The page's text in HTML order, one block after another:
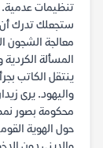
تنظيمات عدمية.
ستجعلك تدرك أن
معالجة الشجون
المسألة الكردية
ينتقل الكاتب
واليهود. يرى
محكومة بصور
حول الهوية